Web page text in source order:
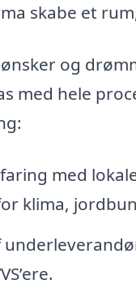
skabe et
og
med hele
med
klima,